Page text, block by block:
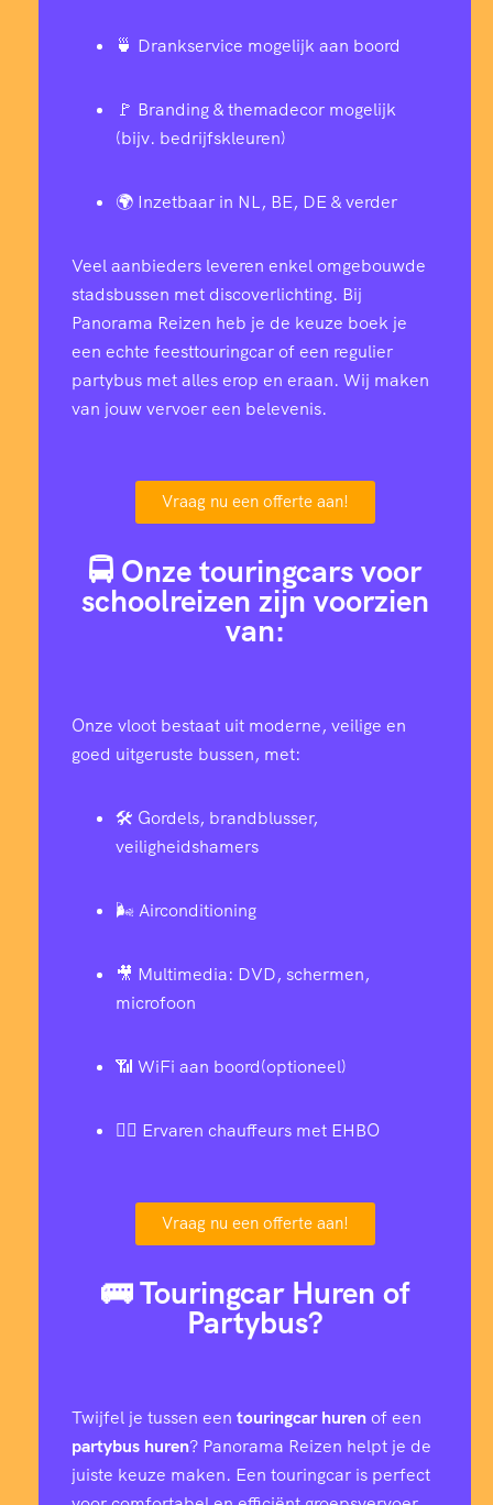
🍵 Drankservice mogelijk aan boord
🚩 Branding & themadecor mogelijk
(bijv. bedrijfskleuren)
🌍 Inzetbaar in NL, BE, DE & verder
Veel aanbieders leveren enkel omgebouwde
stadsbussen met discoverlichting. Bij
Panorama Reizen heb je de keuze boek je
een echte feesttouringcar of een regulier
partybus met alles erop en eraan. Wij maken
van jouw vervoer een belevenis.
Vraag nu een offerte aan!
🚍 Onze touringcars voor
schoolreizen zijn voorzien
van:
Onze vloot bestaat uit moderne, veilige en
goed uitgeruste bussen, met:
🛠️ Gordels, brandblusser,
veiligheidshamers
🌬️ Airconditioning
🎥 Multimedia: DVD, schermen,
microfoon
📶 WiFi aan boord(optioneel)
👨‍✈️ Ervaren chauffeurs met EHBO
Vraag nu een offerte aan!
🚌 Touringcar Huren of
Partybus?
Twijfel je tussen een touringcar hurenof een
partybus huren? Panorama Reizen helpt je de
juiste keuze maken. Een touringcar is perfect